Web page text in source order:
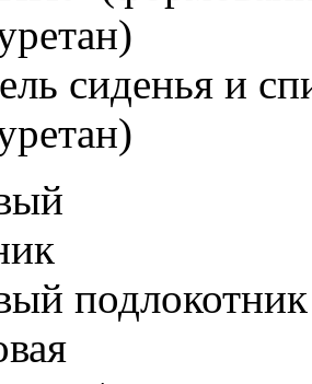
сиденья и
подлокотник